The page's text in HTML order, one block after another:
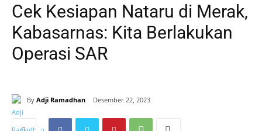
Cek Kesiapan Nataru di Merak,
Kabasarnas: Kita Berlakukan
Operasi SAR
By Adji Ramadhan Desember 22, 2023